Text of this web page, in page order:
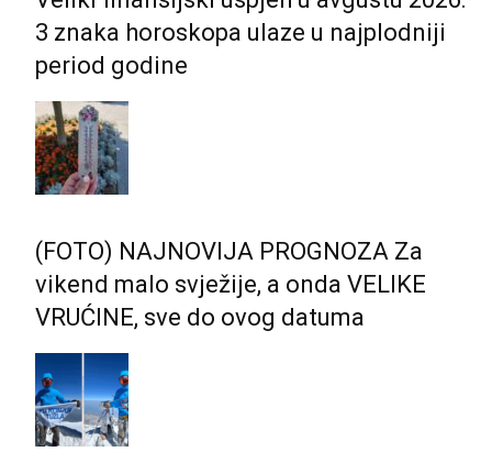
3 znaka horoskopa ulaze u najplodniji
period godine
(FOTO) NAJNOVIJA PROGNOZA Za
vikend malo svježije, a onda VELIKE
VRUĆINE, sve do ovog datuma